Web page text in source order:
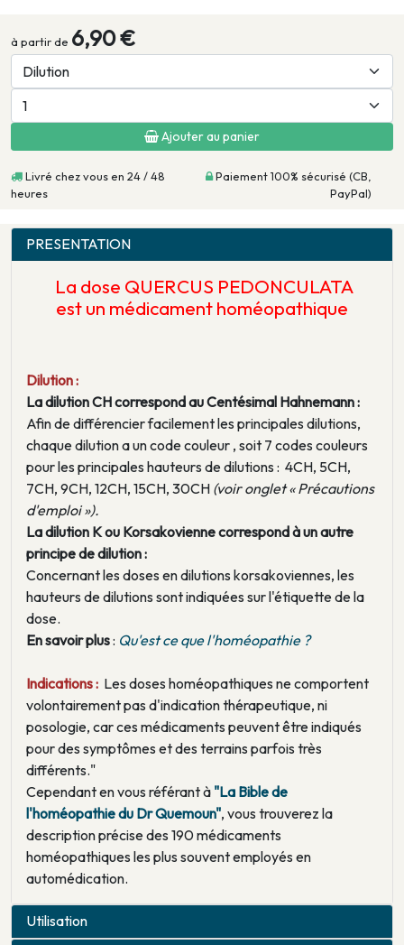
à partir de 6,90 €
Ajouter au panier
Livré chez vous en 24 / 48
heures
Paiement 100% sécurisé (CB,
PayPal)
PRESENTATION
La dose QUERCUS PEDONCULATA
est un médicament homéopathique
Dilution :
La dilution CH correspond au Centésimal Hahnemann :
Afin de différencier facilement les principales dilutions,
chaque dilution a un code couleur , soit 7 codes couleurs
pour les principales hauteurs de dilutions : 4CH, 5CH,
7CH, 9CH, 12CH, 15CH, 30CH (voir onglet « Précautions
d'emploi »).
La dilution K ou Korsakovienne correspond à un autre
principe de dilution :
Concernant les doses en dilutions korsakoviennes, les
hauteurs de dilutions sont indiquées sur l'étiquette de la
dose.
En savoir plus: Qu'est ce que l'homéopathie ?
Indications : Les doses homéopathiques ne comportent
volontairement pas d'indication thérapeutique, ni
posologie, car ces médicaments peuvent être indiqués
pour des symptômes et des terrains parfois très
différents."
Cependant en vous référant à "La Bible de
l'homéopathie du Dr Quemoun", vous trouverez la
description précise des 190 médicaments
homéopathiques les plus souvent employés en
automédication.
Utilisation